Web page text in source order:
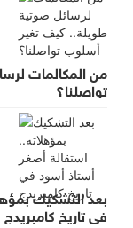
من المكالمات
تواصلنا؟
بعد التشكيك
في تاريخ كامبريدج